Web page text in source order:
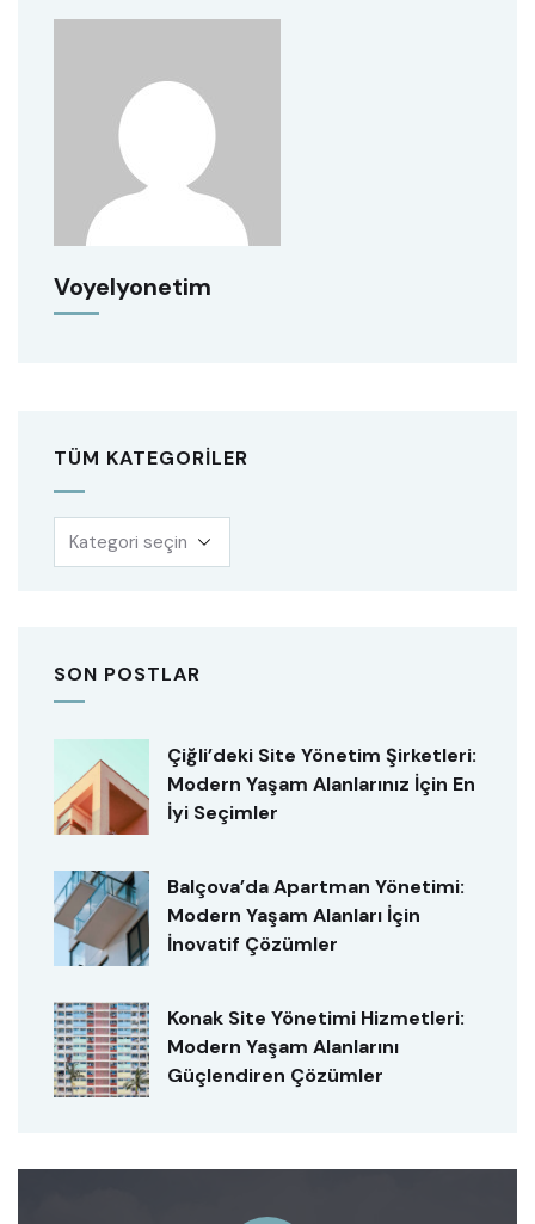
Voyelyonetim
TÜM KATEGORILER
SON POSTLAR
Çiğli’deki Site Yönetim Şirketleri:
Modern Yaşam Alanlarınız İçin En
İyi Seçimler
Balçova’da Apartman Yönetimi:
Modern Yaşam Alanları İçin
İnovatif Çözümler
Konak Site Yönetimi Hizmetleri:
Modern Yaşam Alanlarını
Güçlendiren Çözümler